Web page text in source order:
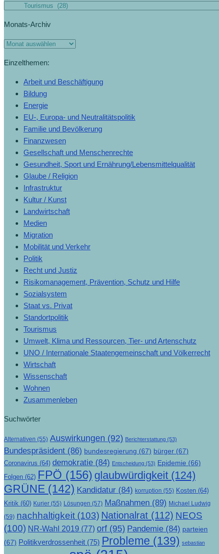
Monats-Archiv
Einzelthemen:
Arbeit und Beschäftigung
Bildung
Energie
EU-, Europa- und Neutralitätspolitik
Familie und Bevölkerung
Finanzwesen
Gesellschaft und Menschenrechte
Gesundheit, Sport und Ernährung/Lebensmittelqualität
Glaube / Religion
Infrastruktur
Kultur / Kunst
Landwirtschaft
Medien
Migration
Mobilität und Verkehr
Politik
Recht und Justiz
Risikomanagement, Prävention, Schutz und Hilfe
Sozialsystem
Staat vs. Privat
Standortpolitik
Tourismus
Umwelt, Klima und Ressourcen, Tier- und Artenschutz
UNO / Internationale Staatengemeinschaft und Völkerrecht
Wirtschaft
Wissenschaft
Wohnen
Zusammenleben
Suchwörter
Alternativen (55) Auswirkungen (92) Berichterstattung (53)
Bundespräsident (86) bundesregierung (67) bürger (67)
Coronavirus (64) demokratie (84) Entscheidung (53) Epidemie (66)
Folgen (62) FPÖ (156) glaubwürdigkeit (124)
GRÜNE (142) Kandidatur (84) korruption (55) Kosten (64)
Kritik (60) Kurier (55) Lösungen (57) Maßnahmen (89) Michael Ludwig
(59) nachhaltigkeit (103) Nationalrat (112) NEOS
(100) NR-Wahl 2019 (77) orf (95) Pandemie (84) parteien
(67) Politikverdrossenheit (75) Probleme (139) sebastian